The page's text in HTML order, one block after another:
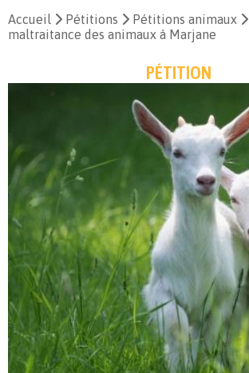
Accueil Pétitions Pétitions animaux
maltraitance des animaux à Marjane
PÉTITION